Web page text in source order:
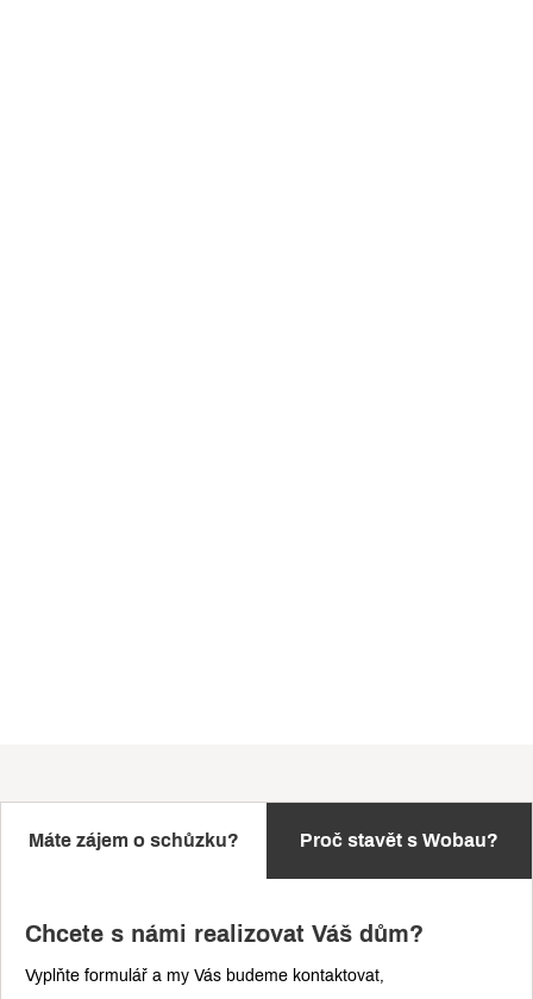
Máte zájem o schůzku? Proč stavět s Wobau?
Chcete s námi realizovat Váš dům?
Vyplňte formulář a my Vás budeme kontaktovat,